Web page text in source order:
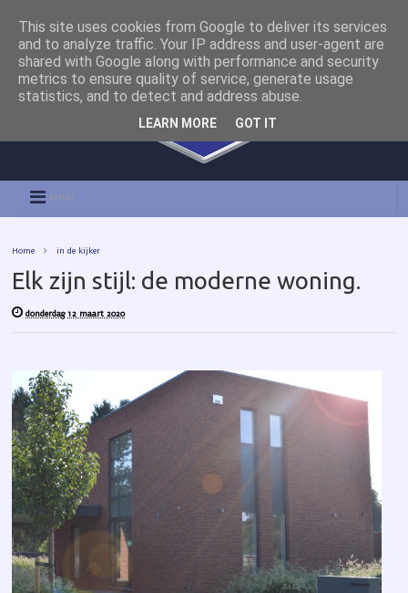
MENU
Home in de kijker
Elk zijn stijl: de moderne woning.
donderdag 12 maart 2020
This site uses cookies from Google to deliver its services
and to analyze traffic. Your IP address and user-agent are
shared with Google along with performance and security
metrics to ensure quality of service, generate usage
statistics, and to detect and address abuse.
LEARN MORE GOT IT